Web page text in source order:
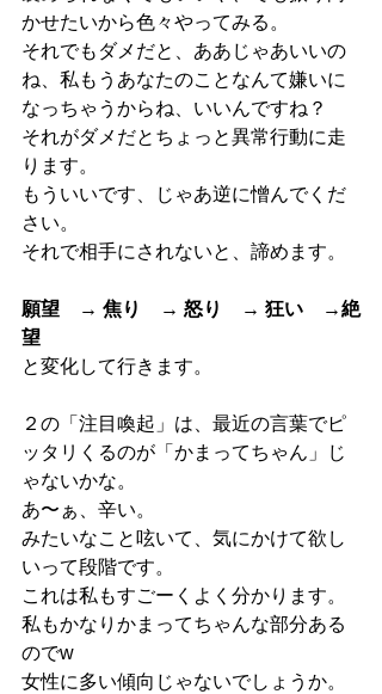
かせたいから色々やってみる。
それでもダメだと、ああじゃあいいの
ね、私もうあなたのことなんて嫌いに
なっちゃうからね、いいんですね？
それがダメだとちょっと異常行動に走
ります。
もういいです、じゃあ逆に憎んでくだ
さい。
それで相手にされないと、諦めます。
願望　→ 焦り　→ 怒り　→ 狂い　→絶
望
と変化して行きます。
２の「注目喚起」は、最近の言葉でピ
ッタリくるのが「かまってちゃん」じ
ゃないかな。
あ〜ぁ、辛い。
みたいなこと呟いて、気にかけて欲し
いって段階です。
これは私もすごーくよく分かります。
私もかなりかまってちゃんな部分ある
のでw
女性に多い傾向じゃないでしょうか。